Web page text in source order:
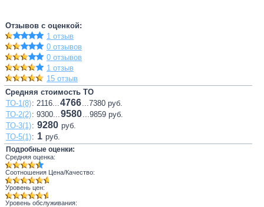
Отзывов с оценкой:
1 отзыв
0 отзывов
0 отзывов
1 отзыв
15 отзыв
Средняя стоимость ТО
ТО-1(8): 2116...4766...7380 руб.
ТО-2(2): 9300...9580...9859 руб.
ТО-3(1): 9280 руб.
ТО-5(1): 1 руб.
Подробные оценки:
Средняя оценка:
Соотношения Цена/Качество:
Уровень цен:
Уровень обслуживания: